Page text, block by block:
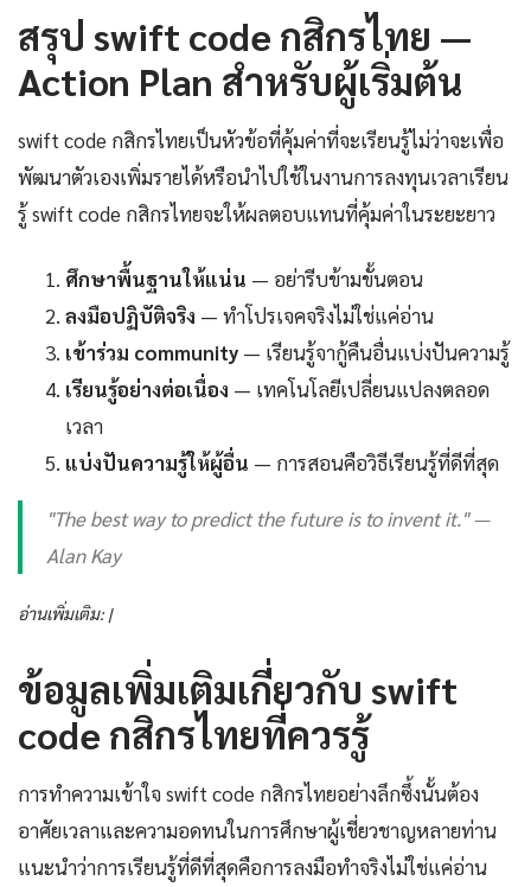
สรุป swift code กสิกรไทย —
Action Plan สำหรับผู้เริ่มต้น
swift code กสิกรไทยเป็นหัวข้อที่คุ้มค่าที่จะเรียนรู้ไม่ว่าจะเพื่อ
พัฒนาตัวเองเพิ่มรายได้หรือนำไปใช้ในงานการลงทุนเวลาเรียน
รู้ swift code กสิกรไทยจะให้ผลตอบแทนที่คุ้มค่าในระยะยาว
ศึกษาพื้นฐานให้แน่น — อย่ารีบข้ามขั้นตอน
ลงมือปฏิบัติจริง — ทำโปรเจคจริงไม่ใช่แค่อ่าน
เข้าร่วม community — เรียนรู้จากู้คืนอื่นแบ่งปันความรู้
เรียนรู้อย่างต่อเนื่อง — เทคโนโลยีเปลี่ยนแปลงตลอด
เวลา
แบ่งปันความรู้ให้ผู้อื่น — การสอนคือวิธีเรียนรู้ที่ดีที่สุด
"The best way to predict the future is to invent it." —
Alan Kay
อ่านเพิ่มเติม: |
ข้อมูลเพิ่มเติมเกี่ยวกับ swift
code กสิกรไทยที่ควรรู้
การทำความเข้าใจ swift code กสิกรไทยอย่างลึกซึ้งนั้นต้อง
อาศัยเวลาและความอดทนในการศึกษาผู้เชี่ยวชาญหลายท่าน
แนะนำว่าการเรียนรู้ที่ดีที่สุดคือการลงมือทำจริงไม่ใช่แค่อ่าน